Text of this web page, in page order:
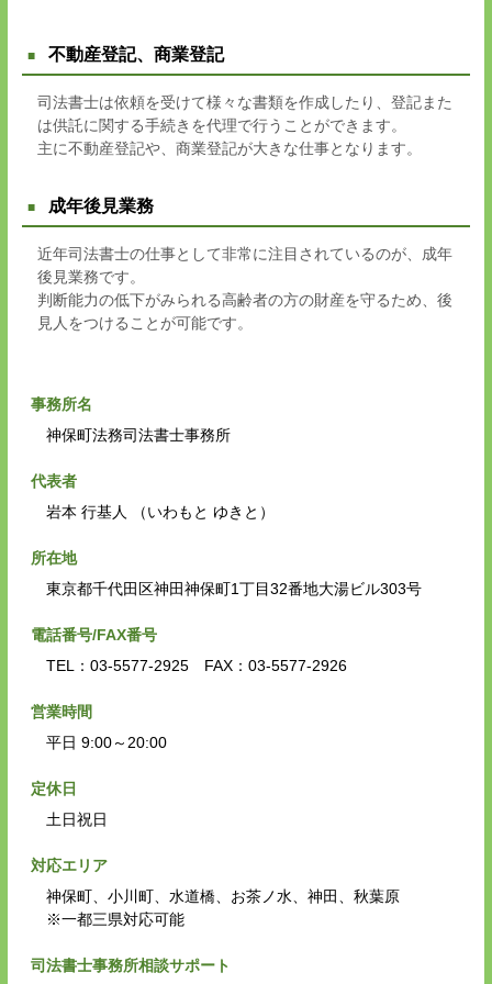
不動産登記、商業登記
司法書士は依頼を受けて様々な書類を作成したり、登記また
は供託に関する手続きを代理で行うことができます。
主に不動産登記や、商業登記が大きな仕事となります。
成年後見業務
近年司法書士の仕事として非常に注目されているのが、成年
後見業務です。
判断能力の低下がみられる高齢者の方の財産を守るため、後
見人をつけることが可能です。
事務所名
神保町法務司法書士事務所
代表者
岩本 行基人 （いわもと ゆきと）
所在地
東京都千代田区神田神保町1丁目32番地大湯ビル303号
電話番号/FAX番号
TEL：03-5577-2925 FAX：03-5577-2926
営業時間
平日 9:00～20:00
定休日
土日祝日
対応エリア
神保町、小川町、水道橋、お茶ノ水、神田、秋葉原
※一都三県対応可能
司法書士事務所相談サポート